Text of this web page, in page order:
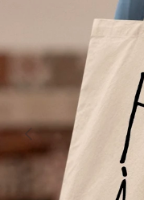
PRÉCÉDENT